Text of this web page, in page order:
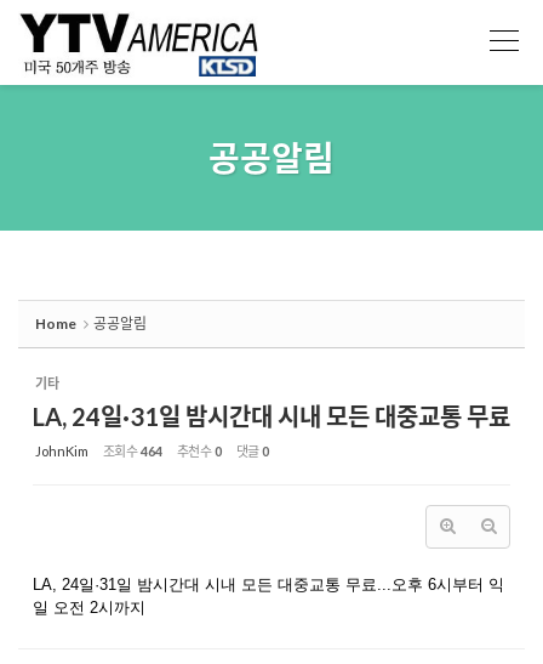
공공알림
Home 공공알림
기타
LA, 24일·31일 밤시간대 시내 모든 대중교통 무료
JohnKim 조회 수464 추천 수0 댓글0
LA, 24일·31일 밤시간대 시내 모든 대중교통 무료...오후 6시부터 익
일 오전 2시까지